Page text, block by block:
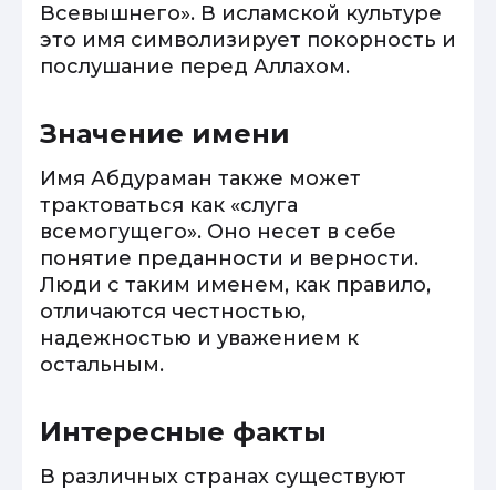
Всевышнего». В исламской культуре
это имя символизирует покорность и
послушание перед Аллахом.
Значение имени
Имя Абдураман также может
трактоваться как «слуга
всемогущего». Оно несет в себе
понятие преданности и верности.
Люди с таким именем, как правило,
отличаются честностью,
надежностью и уважением к
остальным.
Интересные факты
В различных странах существуют